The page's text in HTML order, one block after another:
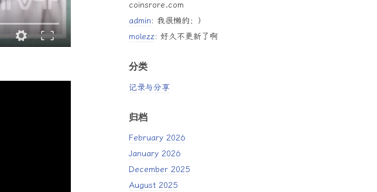
coinsrore.com
admin: 我很懒的；）
molezz: 好久不更新了啊
分类
记录与分享
归档
February 2026
January 2026
December 2025
August 2025